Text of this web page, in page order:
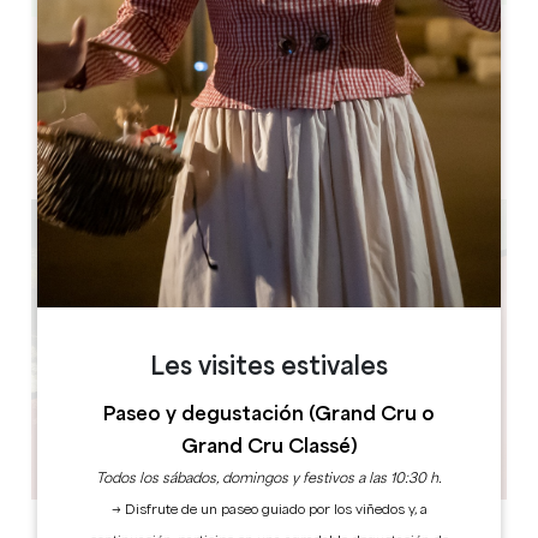
Leaflet
Château de Pujols
15 Le Bourg
33350 Pujols
Les visites estivales
Paseo y degustación (Grand Cru o
Grand Cru Classé)
Todos los sábados, domingos y festivos a las 10:30 h.
→ Disfrute de un paseo guiado por los viñedos y, a